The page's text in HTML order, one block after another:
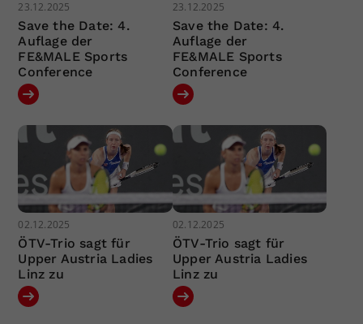
23.12.2025
Save the Date: 4.
Auflage der
FE&MALE Sports
Conference
23.12.2025
Save the Date: 4.
Auflage der
FE&MALE Sports
Conference
02.12.2025
ÖTV-Trio sagt für
Upper Austria Ladies
Linz zu
02.12.2025
ÖTV-Trio sagt für
Upper Austria Ladies
Linz zu